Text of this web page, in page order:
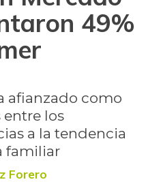
49%
afianzado como
entre los
a la tendencia
familiar
Forero